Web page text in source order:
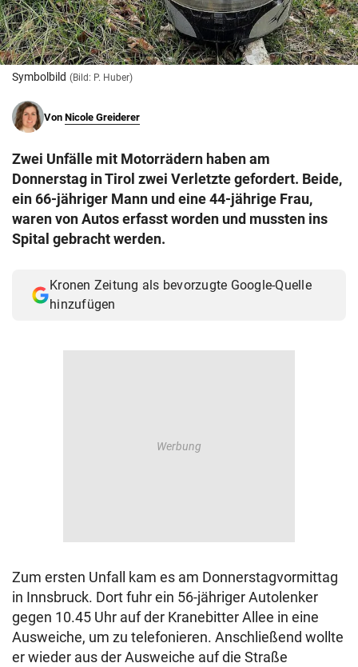
© Krone Multimedia GmbH & Co KG 2026
Muthgasse 2, 1190 Wien
Symbolbild (Bild: P. Huber)
Von Nicole Greiderer
Zwei Unfälle mit Motorrädern haben am
Donnerstag in Tirol zwei Verletzte gefordert. Beide,
ein 66-jähriger Mann und eine 44-jährige Frau,
waren von Autos erfasst worden und mussten ins
Spital gebracht werden.
Kronen Zeitung als bevorzugte Google-Quelle
hinzufügen
Zum ersten Unfall kam es am Donnerstagvormittag
in Innsbruck. Dort fuhr ein 56-jähriger Autolenker
gegen 10.45 Uhr auf der Kranebitter Allee in eine
Ausweiche, um zu telefonieren. Anschließend wollte
er wieder aus der Ausweiche auf die Straße